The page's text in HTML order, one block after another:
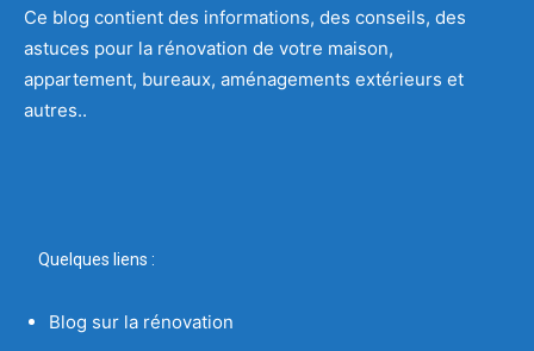
Ce blog contient des informations, des conseils, des
astuces pour la rénovation de votre maison,
appartement, bureaux, aménagements extérieurs et
autres..
Quelques liens :
Blog sur la rénovation